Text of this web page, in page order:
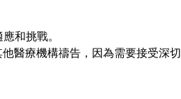
和挑戰。
醫療機構禱告，因為需要接受深